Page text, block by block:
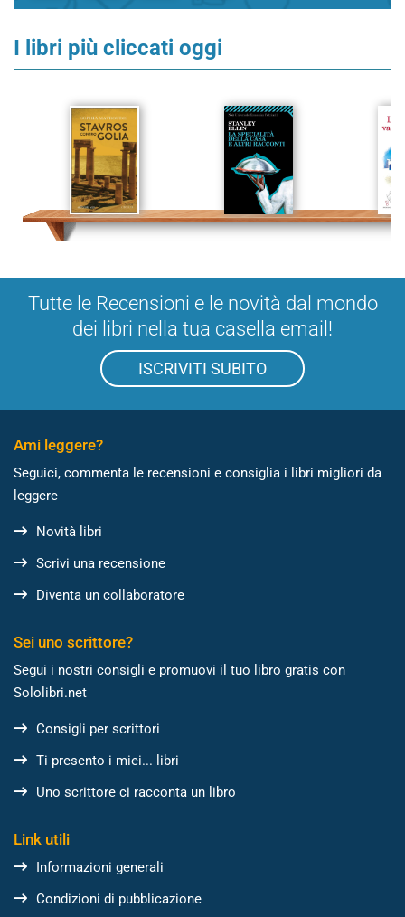
I libri più cliccati oggi
Tutte le Recensioni e le novità dal mondo
dei libri nella tua casella email!
ISCRIVITI SUBITO
Ami leggere?
Seguici, commenta le recensioni e consiglia i libri migliori da
leggere
Novità libri
Scrivi una recensione
Diventa un collaboratore
Sei uno scrittore?
Segui i nostri consigli e promuovi il tuo libro gratis con
Sololibri.net
Consigli per scrittori
Ti presento i miei... libri
Uno scrittore ci racconta un libro
Link utili
Informazioni generali
Condizioni di pubblicazione